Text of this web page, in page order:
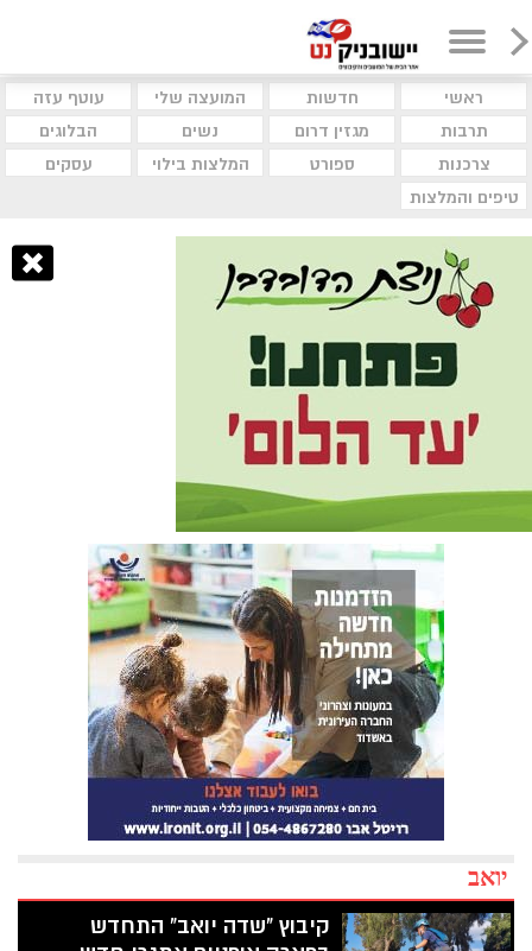
ראשי חדשות המועצה שלי
עוטף עזה
תרבות
מגזין דרום נשים
הבלוגים
צרכנות
ספורט המלצות בילוי
עסקים
טיפים והמלצות
יואב
קיבוץ "שדה יואב" התחדש